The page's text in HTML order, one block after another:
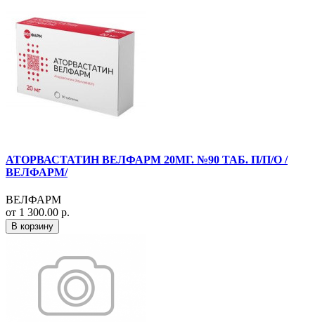
АТОРВАСТАТИН ВЕЛФАРМ 20МГ. №90 ТАБ. П/П/О /
ВЕЛФАРМ/
ВЕЛФАРМ
от 1 300.00 р.
В корзину